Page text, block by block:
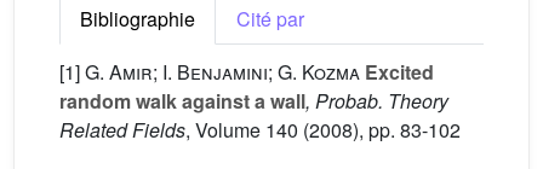
Bibliographie
Cité par
[1]G. Amir; I. Benjamini; G. Kozma Excited
random walk against a wall, Probab. Theory
Related Fields, Volume 140 (2008), pp. 83-102